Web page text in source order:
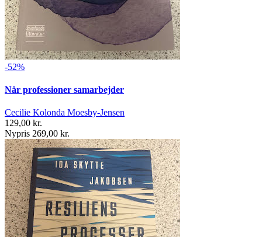
-52%
Når professioner samarbejder
Cecilie Kolonda Moesby-Jensen
129,00 kr.
Nypris 269,00 kr.